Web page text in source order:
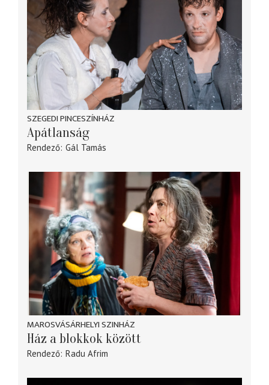
SZEGEDI PINCESZÍNHÁZ
Apátlanság
Rendező Gál Tamás
MAROSVÁSÁRHELYI SZINHÁZ
Ház a blokkok között
Rendező Radu Afrim